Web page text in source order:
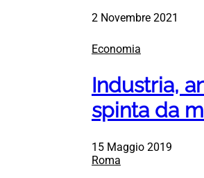
2 Novembre 2021
Economia
Industria,
spinta da
15 Maggio 2019
Roma